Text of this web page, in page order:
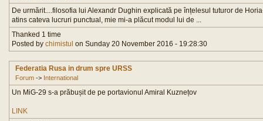
De urmărit....filosofia lui Alexandr Dughin explicată pe înțelesul tuturor de
atins cateva lucruri punctual, mie mi-a plăcut modul lui de ...
Thanked 1 time
Posted by chimistul on Sunday 20 November 2016 - 19:28:30
Federatia Rusa in drum spre URSS
Forum -> International
Un MiG-29 s-a prăbușit de pe portavionul Amiral Kuznețov
LINK